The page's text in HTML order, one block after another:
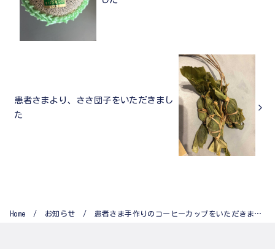
患者さまより、ささ団子をいただきまし
た
Home お知らせ 患者さま手作りのコーヒーカップをいただきました